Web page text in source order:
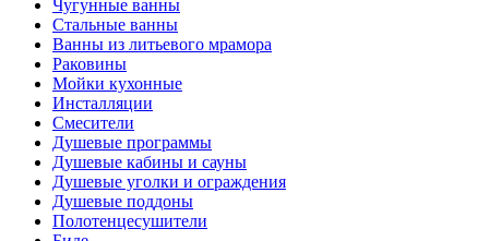
Чугунные ванны
Стальные ванны
Ванны из литьевого мрамора
Раковины
Мойки кухонные
Инсталляции
Смесители
Душевые программы
Душевые кабины и сауны
Душевые уголки и ограждения
Душевые поддоны
Полотенцесушители